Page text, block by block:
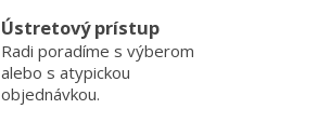
Ústretový prístup
Radi poradíme s výberom
alebo s atypickou
objednávkou.